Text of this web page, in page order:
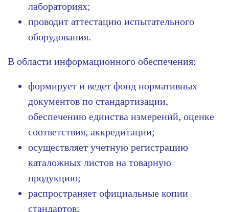
лабораториях;
проводит аттестацию испытательного
оборудования.
В области информационного обеспечения:
формирует и ведет фонд нормативных
документов по стандартизации,
обеспечению единства измерений, оценке
соответствия, аккредитации;
осуществляет учетную регистрацию
каталожных листов на товарную
продукцию;
распространяет официальные копии
стандартов;